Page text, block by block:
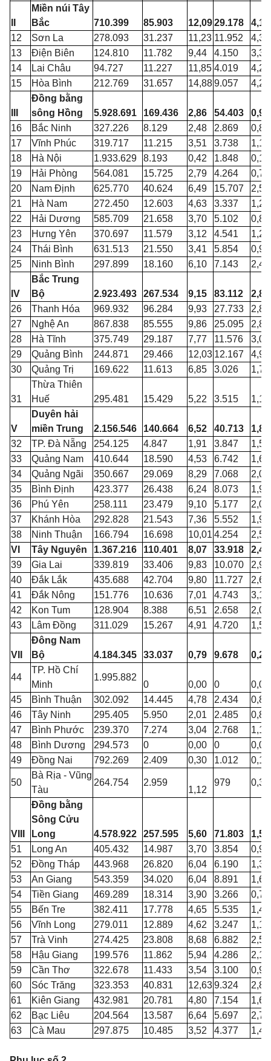
Miền núi Tây
Bắc
710.399 85.903 12,0929.178
4,11
12
Sơn La 278.093 31.237 11,23 11.952
4,30
13
Điện Biên 124.810 11.782 9,44 4.150
3,33
14
Lai Châu 94.727 11.227 11,85 4.019
4,24
15
Hòa Bình 212.769 31.657 14,889.057 4,26
Đồng bằng
sông Hồng
5.928.691 169.436 2,86 54.403
0,92
16
Bắc Ninh 327.226 8.129 2,48 2.869
0,88
17
Vĩnh Phúc 319.717 11.215 3,51 3.738
1,17
18
Hà Nội 1.933.629 8.193 0,42 1.848
0,10
19
Hải Phòng 564.081 15.725 2,79 4.264
0,76
20
Nam Định 625.770 40.624 6,49 15.707
2,51
21
Hà Nam 272.450 12.603 4,63 3.337
1,22
22
Hải Dương 585.709 21.658 3,70 5.102
0,87
23
Hưng Yên 370.697 11.579 3,12 4.541
1,22
24
Thái Bình 631.513 21.550 3,41 5.854
0,93
25
Ninh Bình 297.899 18.160 6,10 7.143 2,40
IV
Bắc Trung
Bộ
2.923.493 267.534 9,15 83.112
2,84
26
Thanh Hóa 969.932 96.284 9,93 27.733
2,86
27
Nghệ An 867.838 85.555 9,86 25.095
2,89
28
Hà Tĩnh 375.749 29.187 7,77 11.576
3,08
29
Quảng Bình 244.871 29.466 12,03 12.167
4,97
30
Quảng Trị 169.622 11.613 6,85 3.026 1,78
31
Thừa Thiên
Huế
295.481 15.429 5,22 3.515 1,19
V
Duyên hải
miền Trung
2.156.546 140.664 6,52 40.713
1,89
32
TP. Đà Nẵng 254.125 4.847 1,91 3.847
1,51
33
Quảng Nam 410.644 18.590 4,53 6.742
1,64
34
Quảng Ngãi 350.667 29.069 8,29 7.068
2,02
35
Bình Định 423.377 26.438 6,24 8.073
1,91
36
Phú Yên 258.111 23.479 9,10 5.177
2,01
37
Khánh Hòa 292.828 21.543 7,36 5.552
1,90
38
Ninh Thuận 166.794 16.698 10,01 4.254
2,55
VI
Tây Nguyên 1.367.216 110.401 8,07 33.918
2,48
39
Gia Lai 339.819 33.406 9,83 10.070
2,96
40
Đắk Lắk 435.688 42.704 9,80 11.727
2,69
41
Đắk Nông 151.776 10.636 7,01 4.743
3,13
42
Kon Tum 128.904 8.388 6,51 2.658
2,06
43
Lâm Đồng 311.029 15.267 4,91 4.720 1,52
VII
Đông Nam
Bộ
4.184.345 33.037 0,79 9.678 0,23
44
TP. Hồ Chí
Minh
1.995.882
0 0,00 0
0,00
45
Bình Thuận 302.092 14.445 4,78 2.434
0,81
46
Tây Ninh 295.405 5.950 2,01 2.485
0,84
47
Bình Phước 239.370 7.274 3,04 2.768
1,16
48
Bình Dương 294.573 0 0,00 0
0,00
49
Đồng Nai 792.269 2.409 0,30 1.012 0,13
50
Bà Rịa - Vũng
Tàu
264.754 2.959
1,12
979 0,37
VIII
Đồng bằng
Sông Cửu
Long
4.578.922 257.595 5,60 71.803
1,57
51
Long An 405.432 14.987 3,70 3.854
0,95
52
Đồng Tháp 443.968 26.820 6,04 6.190
1,39
53
An Giang 543.359 34.020 6,04 8.891
1,64
54
Tiền Giang 469.289 18.314 3,90 3.266
0,70
55
Bến Tre 382.411 17.778 4,65 5.535
1,45
56
Vĩnh Long 279.011 12.889 4,62 3.247
1,16
57
Trà Vinh 274.425 23.808 8,68 6.882
2,51
58
Hậu Giang 199.576 11.862 5,94 4.286
2,15
59
Cần Thơ 322.678 11.433 3,54 3.100
0,96
60
Sóc Trăng 323.353 40.831 12,639.324
2,88
61
Kiên Giang 432.981 20.781 4,80 7.154
1,65
62
Bạc Liêu 204.564 13.587 6,64 5.697
2,78
63
Cà Mau 297.875 10.485 3,52 4.377 1,47